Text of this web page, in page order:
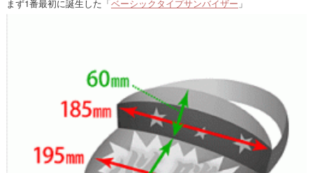
まず1番最初に誕生した「ベーシックタイプサンバイザー 」